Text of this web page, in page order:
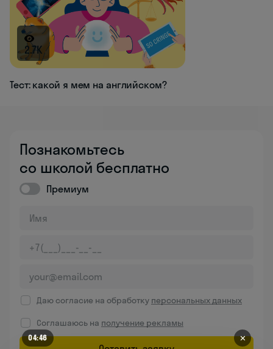
2.7K
Тест: какой я мем на английском?
Познакомьтесь
со школой бесплатно
Премиум
Даю согласие на обработку персональных данных
Соглашаюсь на получение рекламы
04:46 ✕